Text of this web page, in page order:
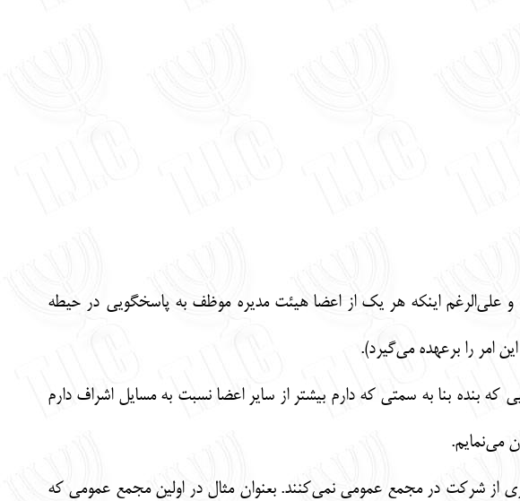
اینکه هر یک از اعضا هیئت مدیره موظف به پاسخگویی در حیطه
امر را برعهده می‌گیرد).
و از آنجایی که بنده بنا به سمتی که دارم بیشتر از سایر اعضا نسبت به مسایل اشراف دارم
می‌نمایم.
از شرکت در مجمع عمومی نمی‌کنند. بعنوان مثال در اولین مجمع عمومی که